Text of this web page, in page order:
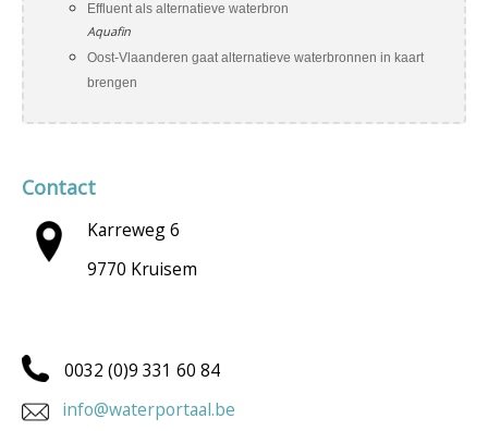
Effluent als alternatieve waterbron
Aquafin
Oost-Vlaanderen gaat alternatieve waterbronnen in kaart
brengen
Contact
Karreweg 6
9770 Kruisem
0032 (0)9 331 60 84
info@waterportaal.be